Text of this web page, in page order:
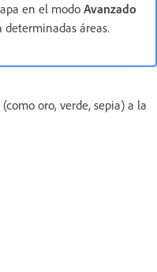
en el modo Avanzado
áreas.
oro, verde, sepia) a la